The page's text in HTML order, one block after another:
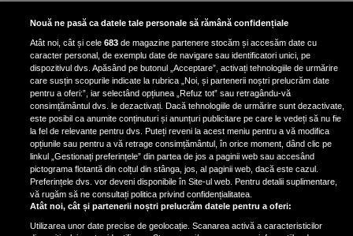
Bruce Dickinson, solistul trupei
Iron Maiden, şi-a arătat talentul
de scrimer la un concurs în Franţa
Nicki Minaj, acuzată de agresiune
de fostul manager: Detalii șocante
din proces
Nicki Minaj le-a lăudat pe...
Nouă ne pasă ca datele tale personale să rămână confidențiale
Atât noi, cât și cele683 de magazine partenere stocăm și accesăm date cu
caracter personal, de exemplu date de navigare sau identificatori unici, pe
dispozitivul dvs. Apăsând pe butonul „Acceptare”, activați tehnologiile de urmărire
care susțin scopurile indicate la rubrica „Noi, și partenerii noștri prelucrăm date
pentru a oferi:”, iar selectând opțiunea „Refuz tot” sau retragându-vă
consimțământul dvs. le dezactivați. Dacă tehnologiile de urmărire sunt dezactivate,
este posibil ca anumite conținuturi și anunțuri publicitare pe care le vedeți să nu fie
la fel de relevante pentru dvs. Puteți reveni la acest meniu pentru a vă modifica
opțiunile sau pentru a vă retrage consimțământul, în orice moment, dând clic pe
linkul „Gestionați preferințele” din partea de jos a paginii web sau accesând
pictograma flotantă din colțul din stânga, jos, al paginii web, dacă este cazul.
Preferințele dvs. vor deveni disponibile în Site-ul web. Pentru detalii suplimentare,
vă rugăm să ne consultați politica privind confidențialitatea.
Atât noi, cât și partenerii noștri prelucrăm datele pentru a oferi:
Utilizarea unor date precise de geolocație. Scanarea activă a caracteristicilor